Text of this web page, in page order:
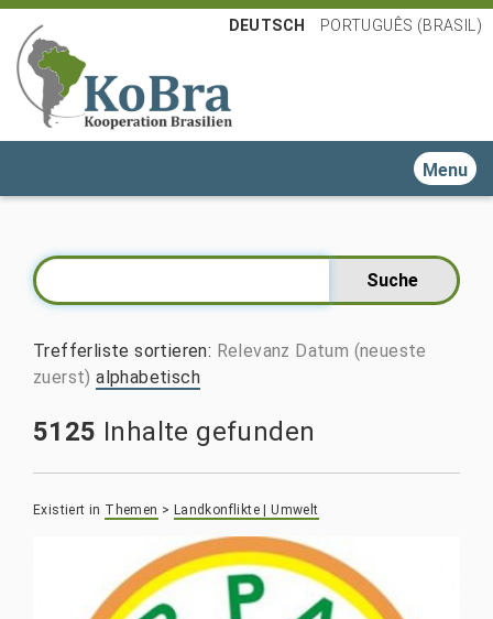
DEUTSCH PORTUGUÊS (BRASIL)
Toggle
Trefferliste sortieren: Relevanz Datum (neueste
zuerst) alphabetisch
5125 Inhalte gefunden
Existiert in Themen > Landkonflikte | Umwelt